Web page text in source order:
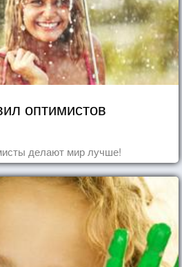
оптимистов
делают мир лучше!